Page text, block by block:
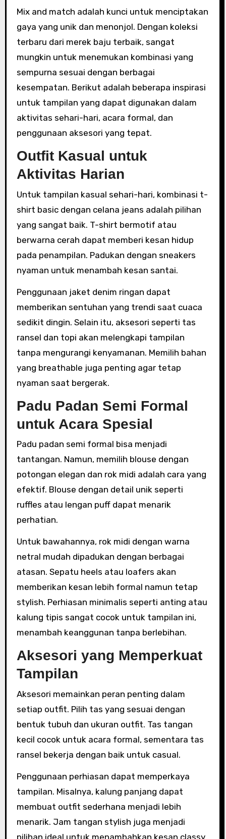
Mix and match adalah kunci untuk menciptakan
gaya yang unik dan menonjol. Dengan koleksi
terbaru dari merek baju terbaik, sangat
mungkin untuk menemukan kombinasi yang
sempurna sesuai dengan berbagai
kesempatan. Berikut adalah beberapa inspirasi
untuk tampilan yang dapat digunakan dalam
aktivitas sehari-hari, acara formal, dan
penggunaan aksesori yang tepat.
Outfit Kasual untuk
Aktivitas Harian
Untuk tampilan kasual sehari-hari, kombinasi t-
shirt basic dengan celana jeans adalah pilihan
yang sangat baik. T-shirt bermotif atau
berwarna cerah dapat memberi kesan hidup
pada penampilan. Padukan dengan sneakers
nyaman untuk menambah kesan santai.
Penggunaan jaket denim ringan dapat
memberikan sentuhan yang trendi saat cuaca
sedikit dingin. Selain itu, aksesori seperti tas
ransel dan topi akan melengkapi tampilan
tanpa mengurangi kenyamanan. Memilih bahan
yang breathable juga penting agar tetap
nyaman saat bergerak.
Padu Padan Semi Formal
untuk Acara Spesial
Padu padan semi formal bisa menjadi
tantangan. Namun, memilih blouse dengan
potongan elegan dan rok midi adalah cara yang
efektif. Blouse dengan detail unik seperti
ruffles atau lengan puff dapat menarik
perhatian.
Untuk bawahannya, rok midi dengan warna
netral mudah dipadukan dengan berbagai
atasan. Sepatu heels atau loafers akan
memberikan kesan lebih formal namun tetap
stylish. Perhiasan minimalis seperti anting atau
kalung tipis sangat cocok untuk tampilan ini,
menambah keanggunan tanpa berlebihan.
Aksesori yang Memperkuat
Tampilan
Aksesori memainkan peran penting dalam
setiap outfit. Pilih tas yang sesuai dengan
bentuk tubuh dan ukuran outfit. Tas tangan
kecil cocok untuk acara formal, sementara tas
ransel bekerja dengan baik untuk casual.
Penggunaan perhiasan dapat memperkaya
tampilan. Misalnya, kalung panjang dapat
membuat outfit sederhana menjadi lebih
menarik. Jam tangan stylish juga menjadi
pilihan ideal untuk menambahkan kesan classy.